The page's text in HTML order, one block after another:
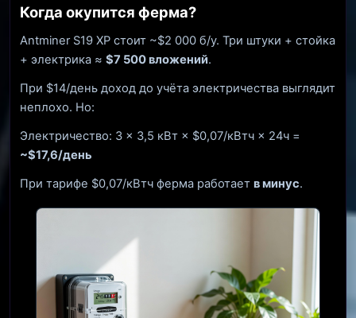
Когда окупится ферма?
Antminer S19 XP стоит ~$2 000 б/у. Три штуки + стойка
+ электрика ≈ $7 500 вложений.
При $14/день доход до учёта электричества выглядит
неплохо. Но:
Электричество: 3 × 3,5 кВт × $0,07/кВтч × 24ч =
~$17,6/день
При тарифе $0,07/кВтч ферма работает в минус.